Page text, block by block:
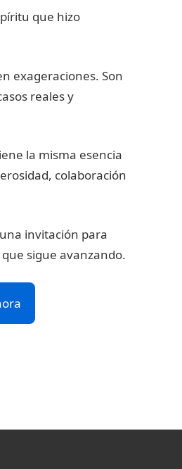
que hizo
exageraciones. Son
reales y
la misma esencia
colaboración
invitación para
sigue avanzando.